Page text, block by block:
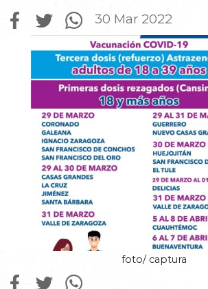
30 Mar 2022
foto/ captura